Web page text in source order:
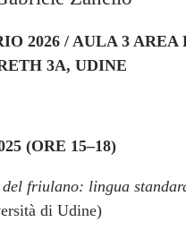
2026 / AULA 3 AREA
3A, UDINE
(ORE 15–18)
friulano: lingua
di Udine)